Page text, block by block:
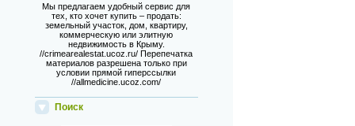
Мы предлагаем удобный сервис для
тех, кто хочет купить – продать:
земельный участок, дом, квартиру,
коммерческую или элитную
недвижимость в Крыму.
//crimearealestat.ucoz.ru/ Перепечатка
материалов разрешена только при
условии прямой гиперссылки
//allmedicine.ucoz.com/
Поиск